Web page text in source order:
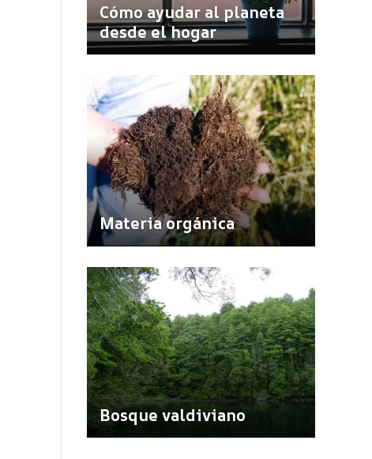
Cómo ayudar al planeta
desde el hogar
Materia orgánica
Bosque valdiviano